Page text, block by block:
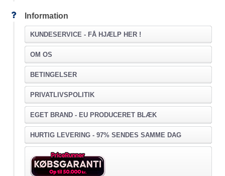
Information
KUNDESERVICE - FÅ HJÆLP HER !
OM OS
BETINGELSER
PRIVATLIVSPOLITIK
EGET BRAND - EU PRODUCERET BLÆK
HURTIG LEVERING - 97% SENDES SAMME DAG